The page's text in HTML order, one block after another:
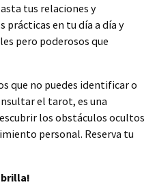
tus relaciones y
prácticas en tu día a día y
pero poderosos que
que no puedes identificar o
el tarot, es una
los obstáculos ocultos
personal. Reserva tu
brilla!